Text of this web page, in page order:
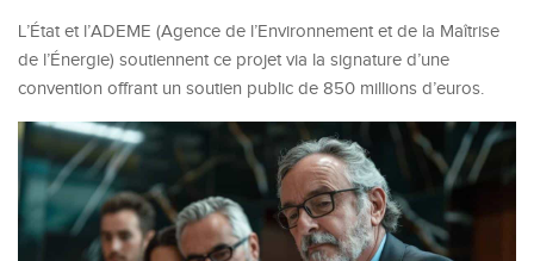
L’État et l’ADEME (Agence de l’Environnement et de la Maîtrise
de l’Énergie) soutiennent ce projet via la signature d’une
convention offrant un soutien public de 850 millions d’euros.